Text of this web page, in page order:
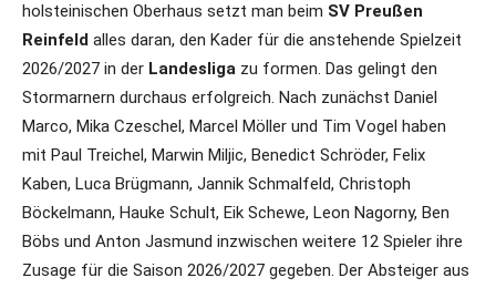
holsteinischen Oberhaus setzt man beim SV Preußen
Reinfeld alles daran, den Kader für die anstehende Spielzeit
2026/2027 in der Landesliga zu formen. Das gelingt den
Stormarnern durchaus erfolgreich. Nach zunächst Daniel
Marco, Mika Czeschel, Marcel Möller und Tim Vogel haben
mit Paul Treichel, Marwin Miljic, Benedict Schröder, Felix
Kaben, Luca Brügmann, Jannik Schmalfeld, Christoph
Böckelmann, Hauke Schult, Eik Schewe, Leon Nagorny, Ben
Böbs und Anton Jasmund inzwischen weitere 12 Spieler ihre
Zusage für die Saison 2026/2027 gegeben. Der Absteiger aus